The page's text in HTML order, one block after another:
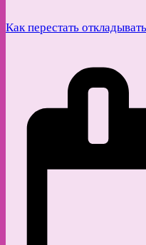
Как перестать